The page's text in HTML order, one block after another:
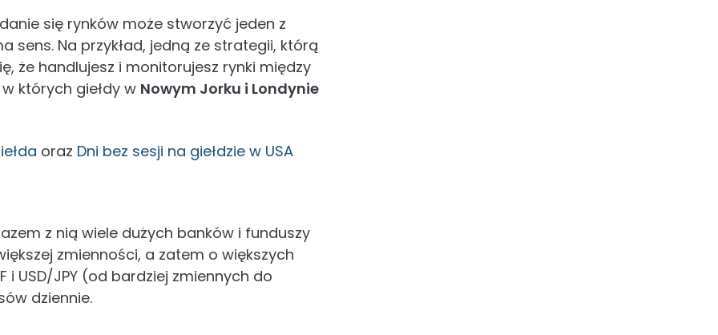
się rynków może stworzyć jeden z
Na przykład, jedną ze strategii, którą
że handlujesz i monitorujesz rynki między
których giełdy w Nowym Jorku i Londynie
oraz Dni bez sesji na giełdzie w USA
z nią wiele dużych banków i funduszy
zmienności, a zatem o większych
i USD/JPY (od bardziej zmiennych do
dziennie.